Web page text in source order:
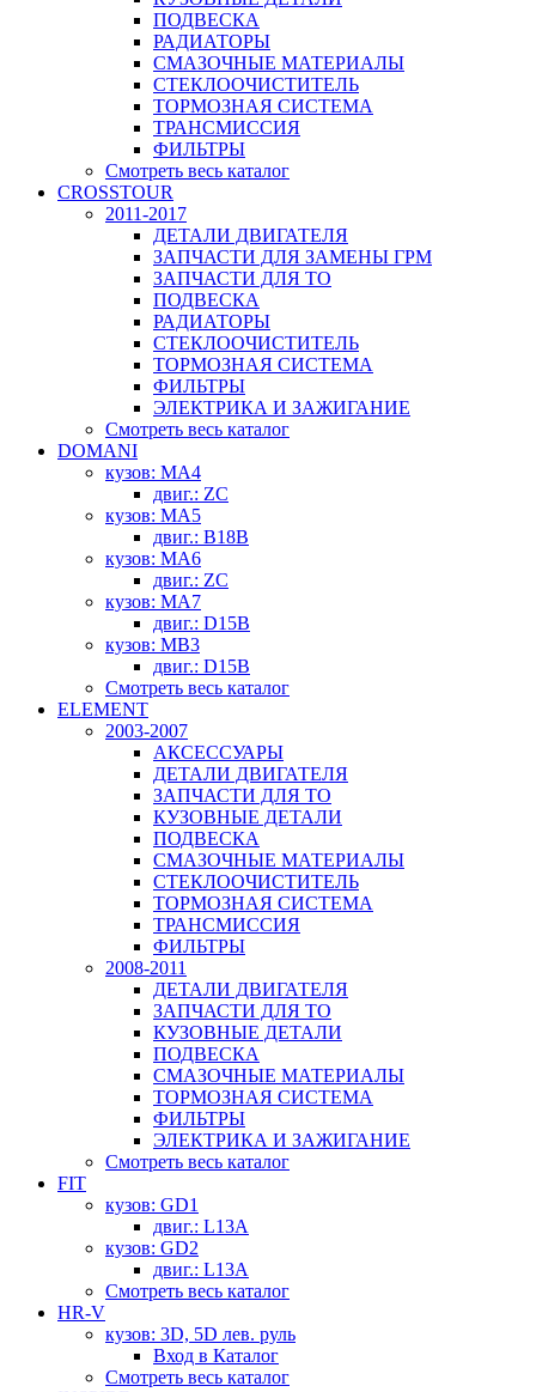
ПОДВЕСКА
РАДИАТОРЫ
СМАЗОЧНЫЕ МАТЕРИАЛЫ
СТЕКЛООЧИСТИТЕЛЬ
ТОРМОЗНАЯ СИСТЕМА
ТРАНСМИССИЯ
ФИЛЬТРЫ
Смотреть весь каталог
CROSSTOUR
2011-2017
ДЕТАЛИ ДВИГАТЕЛЯ
ЗАПЧАСТИ ДЛЯ ЗАМЕНЫ ГРМ
ЗАПЧАСТИ ДЛЯ ТО
ПОДВЕСКА
РАДИАТОРЫ
СТЕКЛООЧИСТИТЕЛЬ
ТОРМОЗНАЯ СИСТЕМА
ФИЛЬТРЫ
ЭЛЕКТРИКА И ЗАЖИГАНИЕ
Смотреть весь каталог
DOMANI
кузов: MA4
двиг.: ZC
кузов: MA5
двиг.: B18B
кузов: MA6
двиг.: ZC
кузов: MA7
двиг.: D15B
кузов: MB3
двиг.: D15B
Смотреть весь каталог
ELEMENT
2003-2007
АКСЕССУАРЫ
ДЕТАЛИ ДВИГАТЕЛЯ
ЗАПЧАСТИ ДЛЯ ТО
КУЗОВНЫЕ ДЕТАЛИ
ПОДВЕСКА
СМАЗОЧНЫЕ МАТЕРИАЛЫ
СТЕКЛООЧИСТИТЕЛЬ
ТОРМОЗНАЯ СИСТЕМА
ТРАНСМИССИЯ
ФИЛЬТРЫ
2008-2011
ДЕТАЛИ ДВИГАТЕЛЯ
ЗАПЧАСТИ ДЛЯ ТО
КУЗОВНЫЕ ДЕТАЛИ
ПОДВЕСКА
СМАЗОЧНЫЕ МАТЕРИАЛЫ
ТОРМОЗНАЯ СИСТЕМА
ФИЛЬТРЫ
ЭЛЕКТРИКА И ЗАЖИГАНИЕ
Смотреть весь каталог
FIT
кузов: GD1
двиг.: L13A
кузов: GD2
двиг.: L13A
Смотреть весь каталог
HR-V
кузов: 3D, 5D лев. руль
Вход в Каталог
Смотреть весь каталог